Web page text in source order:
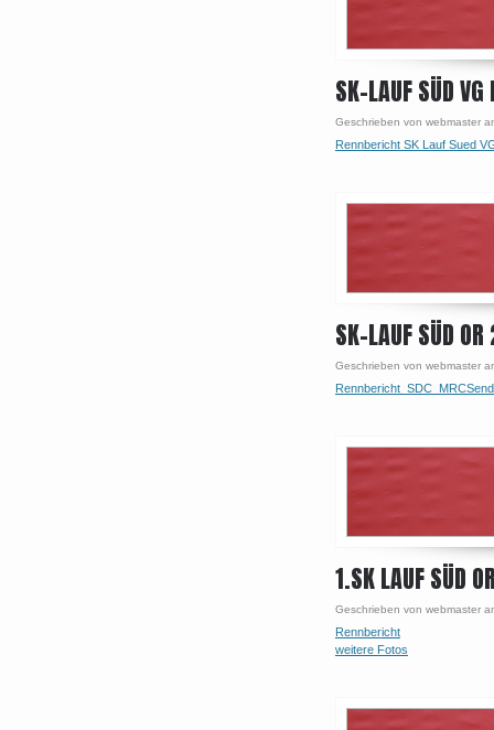
SK-LAUF SÜD VG
Geschrieben von webmaster
Rennbericht SK Lauf Sued
SK-LAUF SÜD
Geschrieben von webmaster
1.SK LAUF SÜD
Geschrieben von webmaster
Rennbericht
weitere Fotos